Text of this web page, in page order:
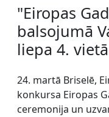
"Eiropas
balsojumā
liepa 4. vietā
24. martā Briselē,
konkursa Eiropas
ceremonija un